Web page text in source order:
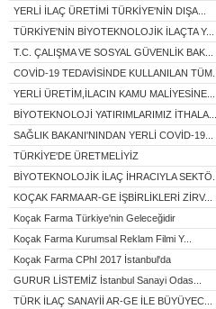
YERLİ İLAÇ ÜRETİMİ TÜRKİYE'NİN DIŞA...
TÜRKİYE'NİN BİYOTEKNOLOJİK İLAÇTA Y...
T.C. ÇALIŞMA VE SOSYAL GÜVENLİK BAK...
COVİD-19 TEDAVİSİNDE KULLANILAN TÜM...
YERLİ ÜRETİM,İLACIN KAMU MALİYESİNE...
BİYOTEKNOLOJİ YATIRIMLARIMIZ İTHALA...
SAĞLIK BAKANI'NINDAN YERLİ COVİD-19...
TÜRKİYE'DE ÜRETMELİYİZ
BİYOTEKNOLOJİK İLAÇ İHRACIYLA SEKTÖ...
KOÇAK FARMA AR-GE İŞBİRLİKLERİ ZİRV...
Koçak Farma Türkiye'nin Geleceğidir
Koçak Farma Kurumsal Reklam Filmi Y...
Koçak Farma CPhI 2017 İstanbul'da
GURUR LİSTEMİZ İstanbul Sanayi Odas...
TÜRK İLAÇ SANAYİİ AR-GE İLE BÜYÜYEC...